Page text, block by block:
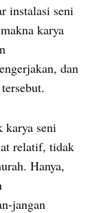
instalasi seni
karya
dan
karya seni
relatif, tidak
Hanya,
jangan